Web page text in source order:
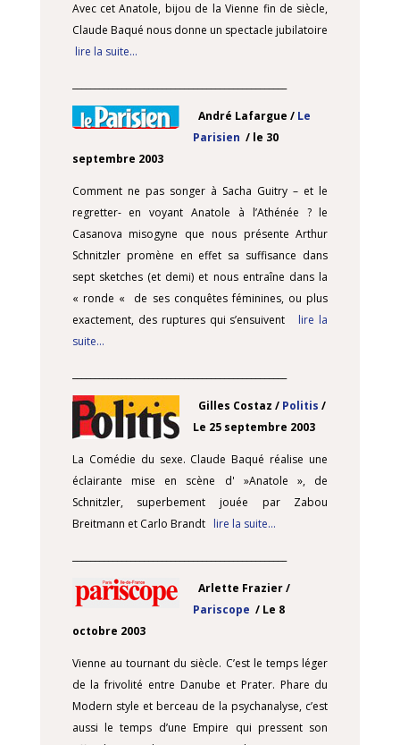
Avec cet Anatole, bijou de la Vienne fin de siècle,
Claude Baqué nous donne un spectacle jubilatoire
lire la suite…
André Lafargue / Le
Parisien / le 30
septembre 2003
Comment ne pas songer à Sacha Guitry – et le
regretter- en voyant Anatole à l’Athénée ? le
Casanova misogyne que nous présente Arthur
Schnitzler promène en effet sa suffisance dans
sept sketches (et demi) et nous entraîne dans la
« ronde « de ses conquêtes féminines, ou plus
exactement, des ruptures qui s’ensuivent lire la
suite…
Gilles Costaz / Politis /
Le 25 septembre 2003
La Comédie du sexe. Claude Baqué réalise une
éclairante mise en scène d' »Anatole », de
Schnitzler, superbement jouée par Zabou
Breitmann et Carlo Brandt lire la suite…
Arlette Frazier /
Pariscope / Le 8
octobre 2003
Vienne au tournant du siècle. C’est le temps léger
de la frivolité entre Danube et Prater. Phare du
Modern style et berceau de la psychanalyse, c’est
aussi le temps d’une Empire qui pressent son